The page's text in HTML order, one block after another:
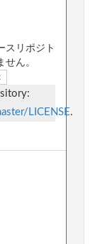
スリポジト
ん。
LICENSE .